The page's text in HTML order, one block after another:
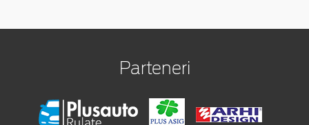
Parteneri